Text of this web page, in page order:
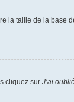
la taille de la base
cliquez sur J’ai